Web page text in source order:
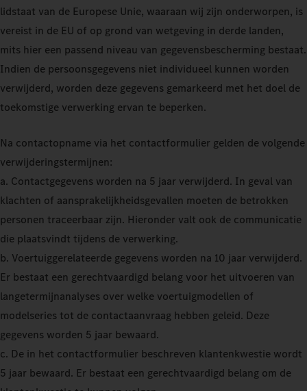
lidstaat van de Europese Unie, waaraan wij zijn onderworpen, is
vereist in de EU of op grond van wetgeving in derde landen,
mits hier een passend niveau van gegevensbescherming bestaat.
Indien de persoonsgegevens niet individueel kunnen worden
verwijderd, worden deze gegevens gemarkeerd met het doel de
toekomstige verwerking ervan te beperken.
Na contactopname via het contactformulier gelden de volgende
verwijderingstermijnen:
a. Contactgegevens worden na 5 jaar verwijderd. In geval van
klachten of aansprakelijkheidsgevallen moeten de betrokken
personen traceerbaar zijn. Hieronder valt ook de communicatie
die plaatsvindt tijdens de verwerking.
b. Voertuiggerelateerde gegevens worden na 10 jaar verwijderd.
Er bestaat een gerechtvaardigd belang voor het uitvoeren van
langetermijnanalyses over welke voertuigmodellen of
modelseries tot de contactaanvraag hebben geleid. Deze
gegevens worden 5 jaar bewaard.
c. De in het contactformulier beschreven klantenkwestie wordt
5 jaar bewaard. Er bestaat een gerechtvaardigd belang om de